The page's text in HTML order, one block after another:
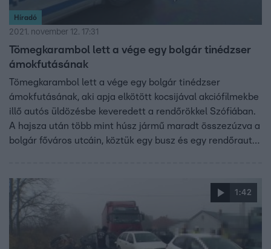
Híradó
2021. november 12. 17:31
Tömegkarambol lett a vége egy bolgár tinédzser
ámokfutásának
Tömegkarambol lett a vége egy bolgár tinédzser
ámokfutásának, aki apja elkötött kocsijával akciófilmekbe
illő autós üldözésbe keveredett a rendőrökkel Szófiában.
A hajsza után több mint húsz jármű maradt összezúzva a
bolgár főváros utcáin, köztük egy busz és egy rendőrautó
1:42